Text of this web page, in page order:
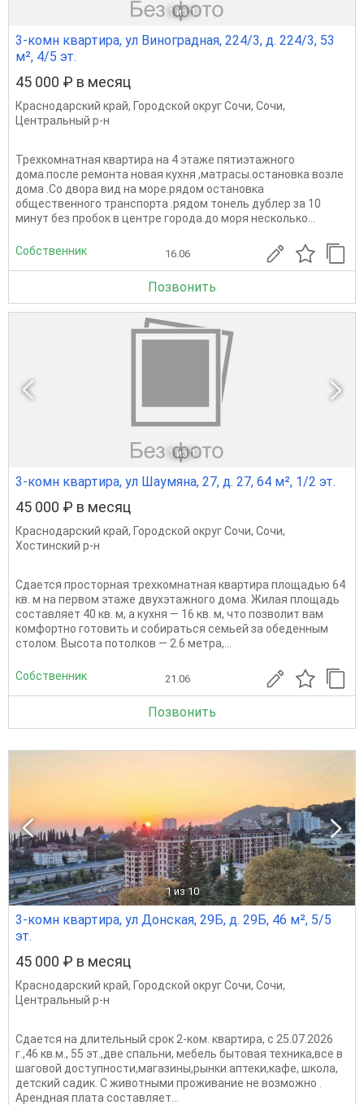
1 из 1
3-комн квартира, ул Виноградная, 224/3, д. 224/3, 53
м², 4/5 эт.
45 000 ₽ в месяц
Краснодарский край, Городской округ Сочи, Сочи,
Центральный р-н
Трехкомнатная квартира на 4 этаже пятиэтажного
дома.после ремонта новая кухня ,матрасы.остановка возле
дома .Со двора вид на море.рядом остановка
общественного транспорта .рядом тонель дублер за 10
минут без пробок в центре города.до моря несколько...
Собственник 16.06
Позвонить
1 из 1
3-комн квартира, ул Шаумяна, 27, д. 27, 64 м², 1/2 эт.
45 000 ₽ в месяц
Краснодарский край, Городской округ Сочи, Сочи,
Хостинский р-н
Сдается просторная трехкомнатная квартира площадью 64
кв. м на первом этаже двухэтажного дома. Жилая площадь
составляет 40 кв. м, а кухня — 16 кв. м, что позволит вам
комфортно готовить и собираться семьей за обеденным
столом. Высота потолков — 2.6 метра,...
Собственник 21.06
Позвонить
1 из 10
3-комн квартира, ул Донская, 29Б, д. 29Б, 46 м², 5/5
эт.
45 000 ₽ в месяц
Краснодарский край, Городской округ Сочи, Сочи,
Центральный р-н
Сдается на длительный срок 2-ком. квартира, с 25.07.2026
г.,46 кв.м., 55 эт.,две спальни, мебель бытовая техника,все в
шаговой доступности,магазины,рынки.аптеки,кафе, школа,
детский садик. С животными проживание не возможно .
Арендная плата составляет...